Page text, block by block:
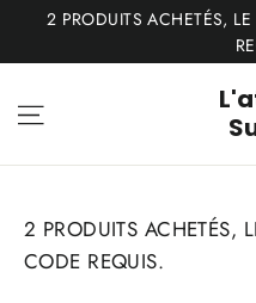
Passer2 PRODUITS ACHETÉS,
2 PRODUITS ACHETÉS,
CODE REQUIS.